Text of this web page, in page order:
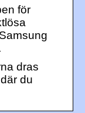
för
dras
du